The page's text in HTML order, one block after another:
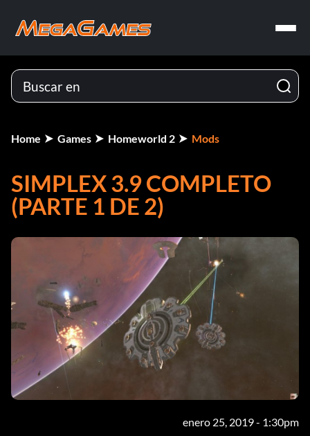
Home Games Homeworld 2 Mods
SIMPLEX 3.9 COMPLETO
(PARTE 1 DE 2)
enero 25, 2019 - 1:30pm